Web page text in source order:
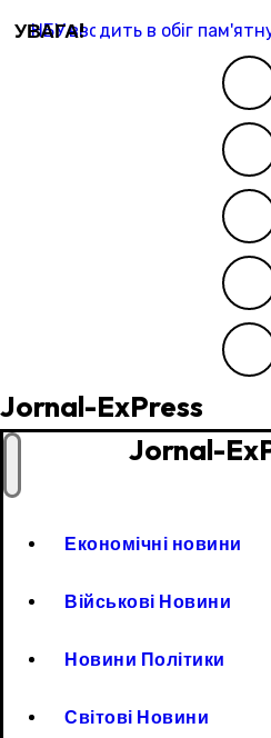
до
УВАГА!
НБУ вводить в обіг
Jornal-ExPress
Jornal-
Економічні новини
Військові Новини
Новини Політики
Світові Новини